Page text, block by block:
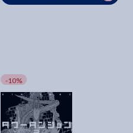
-10%